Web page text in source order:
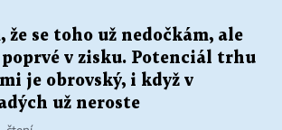
že se toho už nedočkám, ale
poprvé v zisku. Potenciál trhu
je obrovský, i když v
už neroste